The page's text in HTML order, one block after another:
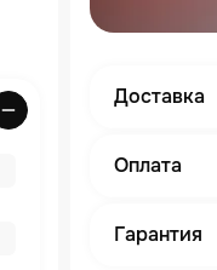
Доставка
Оплата
Гарантия